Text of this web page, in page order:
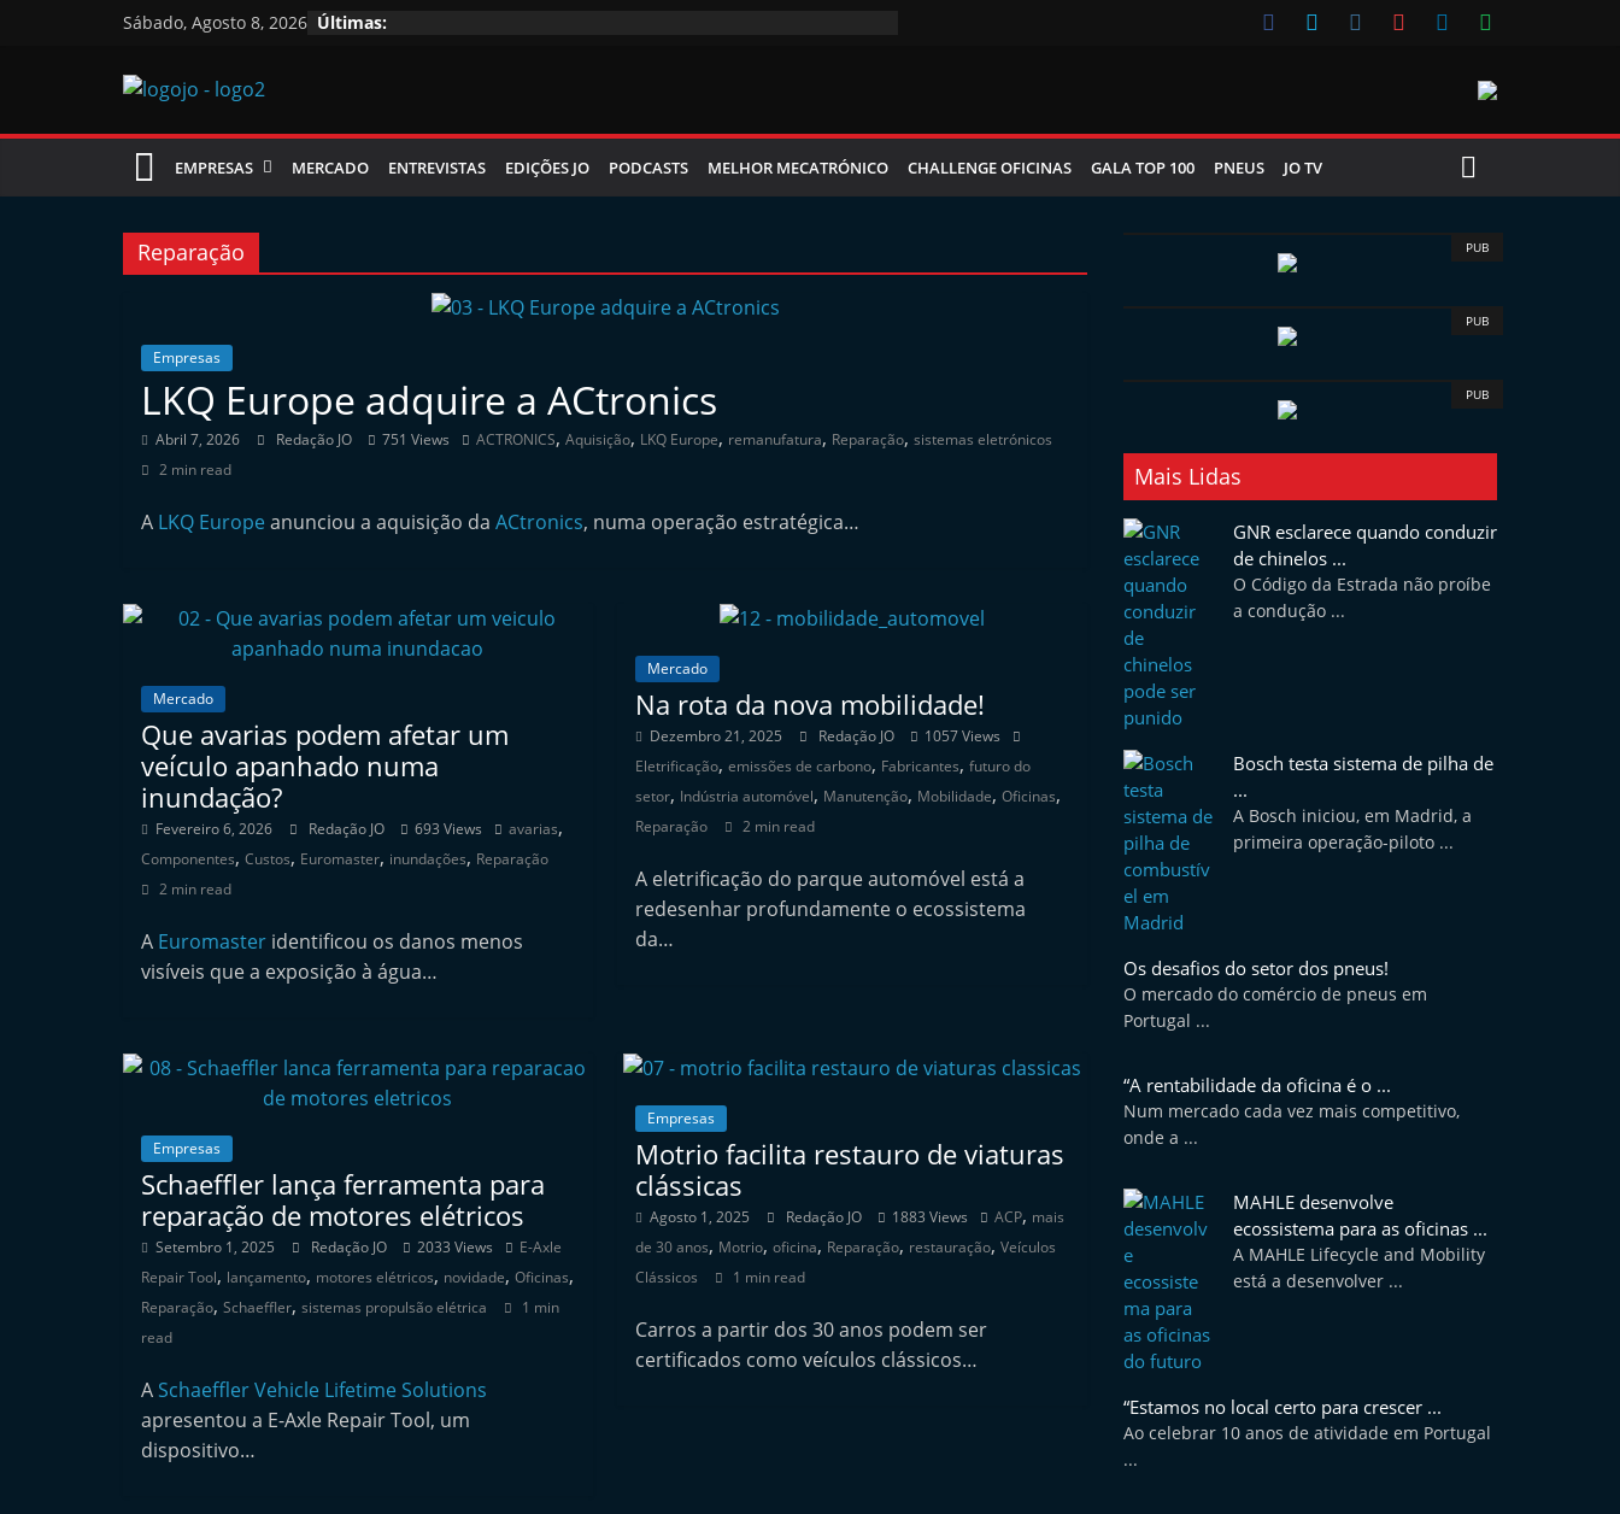
Sábado, Agosto 8, 2026 Últimas:
Jornal
das
Oficinas
e
t
EMPRESAS MERCADO ENTREVISTAS EDIÇÕES JO PODCASTS MELHOR MECATRÓNICO CHALLENGE OFICINAS GALA TOP 100 PNEUS JO TV
Reparação
Empresas
LKQ Europe adquire a ACtronics
Abril 7, 2026 Redação JO 751 Views ACTRONICS, Aquisição, LKQ Europe, remanufatura, Reparação, sistemas eletrónicos
2 min read
A LKQ Europe anunciou a aquisição da ACtronics, numa operação estratégica…
Mercado
Que avarias podem afetar um
veículo apanhado numa
inundação?
Fevereiro 6, 2026 Redação JO 693 Views avarias,
Componentes, Custos, Euromaster, inundações, Reparação
2 min read
A Euromaster identificou os danos menos
visíveis que a exposição à água…
Mercado
Na rota da nova mobilidade!
Dezembro 21, 2025 Redação JO
1057 Views
Eletrificação,emissões de carbono, Fabricantes,futuro do
setor, Indústria automóvel, Manutenção, Mobilidade,Oficinas,
Reparação 2 min read
A eletrificação do parque automóvel está a
redesenhar profundamente o ecossistema
da…
Empresas
Schaeffler lança ferramenta para
reparação de motores elétricos
Setembro 1, 2025 Redação JO 2033 Views
E-Axle
Repair Tool, lançamento, motores elétricos, novidade, Oficinas,
Reparação, Schaeffler, sistemas propulsão elétrica
1 min
read
A Schaeffler Vehicle Lifetime Solutions
apresentou a E-Axle Repair Tool, um
dispositivo…
Empresas
Motrio facilita restauro de viaturas
clássicas
Agosto 1, 2025 Redação JO 1883 Views ACP, mais
de 30 anos, Motrio,oficina, Reparação, restauração,Veículos
Clássicos
1 min read
Carros a partir dos 30 anos podem ser
certificados como veículos clássicos…
PUB
PUB
PUB
Mais Lidas
GNR esclarece quando conduzir
de chinelos ...
O Código da Estrada não proíbe
a condução ...
Bosch testa sistema de pilha de
...
A Bosch iniciou, em Madrid, a
primeira operação-piloto ...
Os desafios do setor dos pneus!
O mercado do comércio de pneus em
Portugal ...
“A rentabilidade da oficina é o ...
Num mercado cada vez mais competitivo,
onde a ...
MAHLE desenvolve
ecossistema para as oficinas ...
A MAHLE Lifecycle and Mobility
está a desenvolver ...
“Estamos no local certo para crescer ...
Ao celebrar 10 anos de atividade em Portugal
...